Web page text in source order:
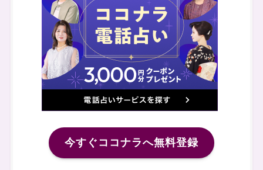
今すぐココナラへ無料登録